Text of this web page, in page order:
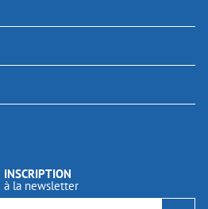
INSCRIPTION
à la newsletter